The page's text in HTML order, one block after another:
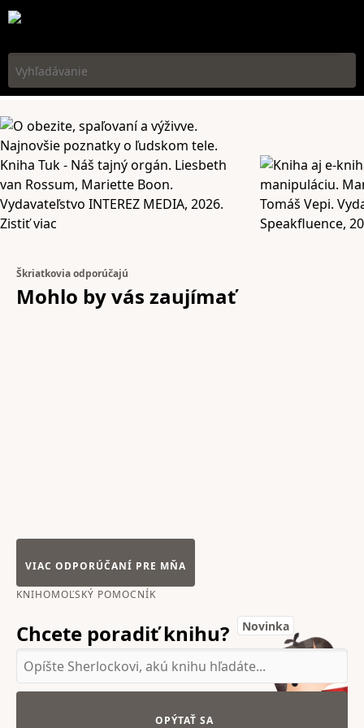
Vyhľadávanie
Škriatkovia odporúčajú
Mohlo by vás zaujímať
VIAC ODPORÚČANÍ PRE MŇA
KNIHOMOĽSKÝ POMOCNÍK
Chcete poradiť knihu? Novinka
OPÝTAŤ SA